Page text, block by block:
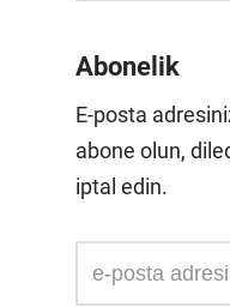
Abonelik
E-posta
abone olun,
iptal edin.